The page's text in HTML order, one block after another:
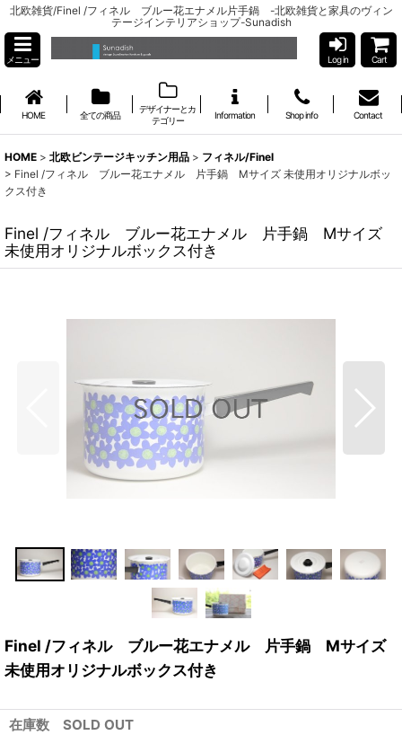
北欧雑貨/Finel /フィネル ブルー花エナメル片手鍋 -北欧雑貨と家具のヴィン
テージインテリアショップ-Sunadish
メニュー Log in Cart
HOME 全ての商品
デザイナーとカ
テゴリー
Information Shop info Contact
HOME > 北欧ビンテージキッチン用品 > フィネル/Finel
> Finel /フィネル ブルー花エナメル 片手鍋 Mサイズ 未使用オリジナルボッ
クス付き
Finel /フィネル ブルー花エナメル 片手鍋 Mサイズ
未使用オリジナルボックス付き
Finel /フィネル ブルー花エナメル 片手鍋 Mサイズ
未使用オリジナルボックス付き
在庫数 SOLD OUT